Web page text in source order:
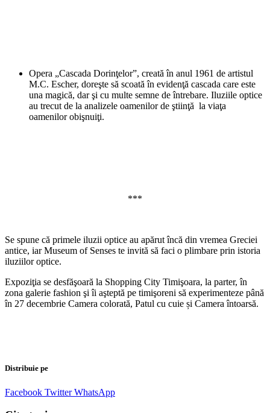
Opera „Cascada Dorinţelor”, creată în anul 1961 de artistul
M.C. Escher, doreşte să scoată în evidenţă cascada care este
una magică, dar şi cu multe semne de întrebare. Iluziile optice
au trecut de la analizele oamenilor de ştiinţă la viaţa
oamenilor obişnuiţi.
***
Se spune că primele iluzii optice au apărut încă din vremea Greciei
antice, iar Museum of Senses te invită să faci o plimbare prin istoria
iluziilor optice.
Expoziţia se desfăşoară la Shopping City Timişoara, la parter, în
zona galerie fashion şi îi aşteptă pe timişoreni să experimenteze până
în 27 decembrie Camera colorată, Patul cu cuie și Camera întoarsă.
Distribuie pe
Facebook Twitter WhatsApp